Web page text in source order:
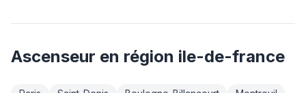
Ascenseur en région ile-de-france